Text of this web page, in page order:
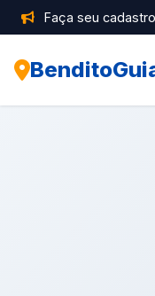
Faça seu